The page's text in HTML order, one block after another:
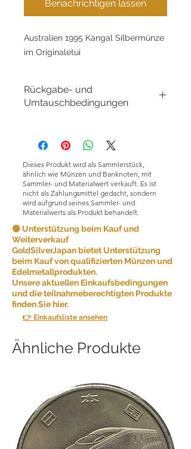
Benachrichtigen lassen
Australien 1995 Kangal Silbermünze
im Originaletui
Rückgabe- und
Umtauschbedingungen
GoldSilverJapan Co., Ltd. ist bestrebt,
Dienstleistungen anzubieten und die
Kundenzufriedenheit sicherzustellen.
Aufgrund der Art der von uns
verkauften Produkte akzeptieren wir
aus Gründen der Kundenfreundlichkeit
grundsätzlich keine Rücksendungen.
Unter bestimmten Umständen können
wir jedoch ausnahmsweise
Rücksendungen akzeptieren.
Rücksendungen sind möglich, wenn
die folgenden Bedingungen erfüllt
sind:
anderen Artikel erhalten als den, den
Sie bestellt haben, informieren Sie uns
dann den richtigen Artikel zu und
übernehmen alle zusätzlich
anfallenden Versandkosten.
Wenn Sie einen oder mehrere Teile
Ihrer Bestellung nacheinander
Dieses Produkt wird als Sammlerstück,
ähnlich wie Münzen und Banknoten, mit
Sammler- und Materialwert verkauft. Es ist
nicht als Zahlungsmittel gedacht, sondern
wird aufgrund seines Sammler- und
Materialwerts als Produkt behandelt.
🟢 Unterstützung beim Kauf und
Weiterverkauf
GoldSilverJapan bietet Unterstützung
beim Kauf von qualifizierten Münzen und
Edelmetallprodukten.
Unsere aktuellen Einkaufsbedingungen
und die teilnahmeberechtigten Produkte
finden Sie hier.
👉 Einkaufsliste ansehen
Ähnliche Produkte